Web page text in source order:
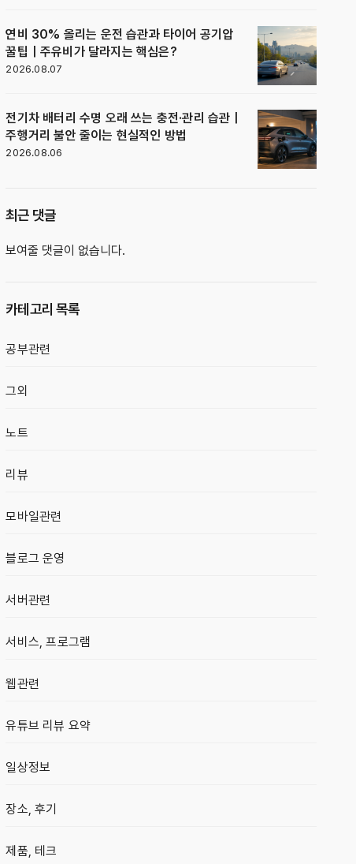
연비 30% 올리는 운전 습관과 타이어 공기압
꿀팁｜주유비가 달라지는 핵심은?
2026.08.07
전기차 배터리 수명 오래 쓰는 충전·관리 습관｜
주행거리 불안 줄이는 현실적인 방법
2026.08.06
최근 댓글
보여줄 댓글이 없습니다.
카테고리 목록
공부관련
그외
노트
리뷰
모바일관련
블로그 운영
서버관련
서비스, 프로그램
웹관련
유튜브 리뷰 요약
일상정보
장소, 후기
제품, 테크